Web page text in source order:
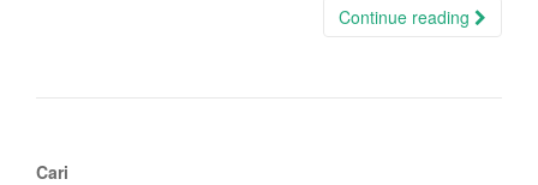
Continue reading
Cari